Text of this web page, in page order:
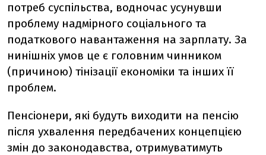
потреб суспільства, водночас усунувши
проблему надмірного соціального та
податкового навантаження на зарплату. За
нинішніх умов це є головним чинником
(причиною) тінізації економіки та інших її
проблем.
Пенсіонери, які будуть виходити на пенсію
після ухвалення передбачених концепцією
змін до законодавства, отримуватимуть